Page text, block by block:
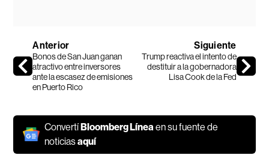
Anterior
Bonos de San Juan ganan
atractivo entre inversores
ante la escasez de emisiones
en Puerto Rico
Siguiente
Trump reactiva el intento de
destituir a la gobernadora
Lisa Cook de la Fed
ConvertíBloomberg Línea en su fuente de
noticiasaquí